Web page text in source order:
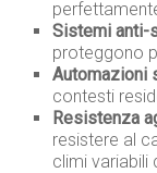
Sistemi anti-
proteggono
Automazioni
contesti
Resistenza
resistere al
climi variabili